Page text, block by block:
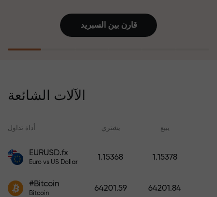
إنستا فوركس على هاتف آيفون أو ماك
بوك أو رحلة أحلامه بمجرد إيداعه مبلغًا
من المال.
خسائرك ويضمن لك مضاعفة أرباحك
ثلاث مرات خلال ستة أشهر. تداول
مطبعياً. كلما زاد مبلغ الإيداع، زادت
قارن بين السبرید
الآلات الشائعة
أداة تداول يشتري يبيع
EURUSD.fx
Euro vs US Dollar
1.15368 1.15378
#Bitcoin
Bitcoin
64201.59 64201.84